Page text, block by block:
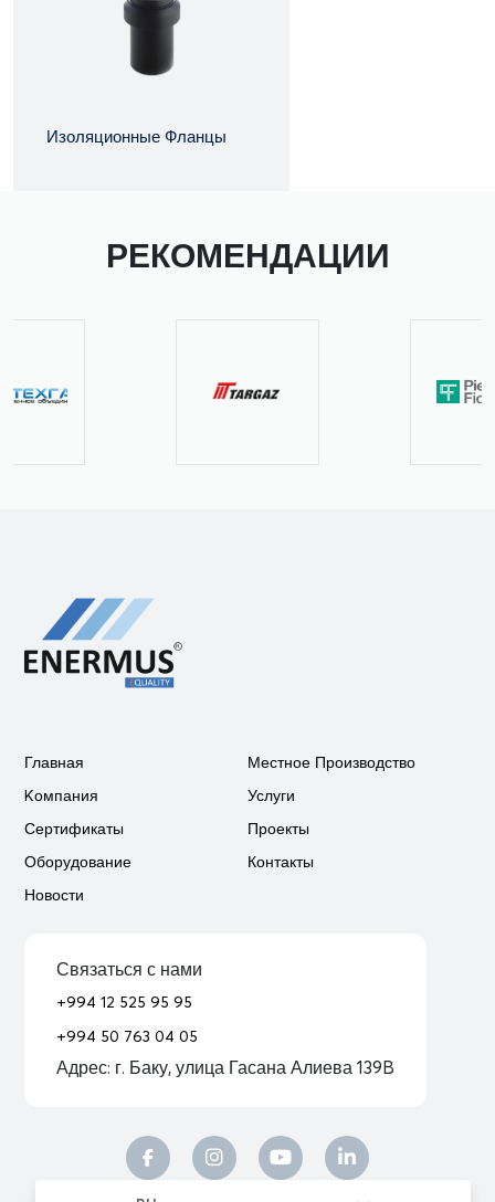
Изоляционные Фланцы
РЕКОМЕНДАЦИИ
Главная
Kомпания
Сертификаты
Оборудование
Новости
Местное Производство
Услуги
Проекты
Контакты
Связаться с нами
+994 12 525 95 95
+994 50 763 04 05
Адрес: г. Баку, улица Гасана Алиева 139B